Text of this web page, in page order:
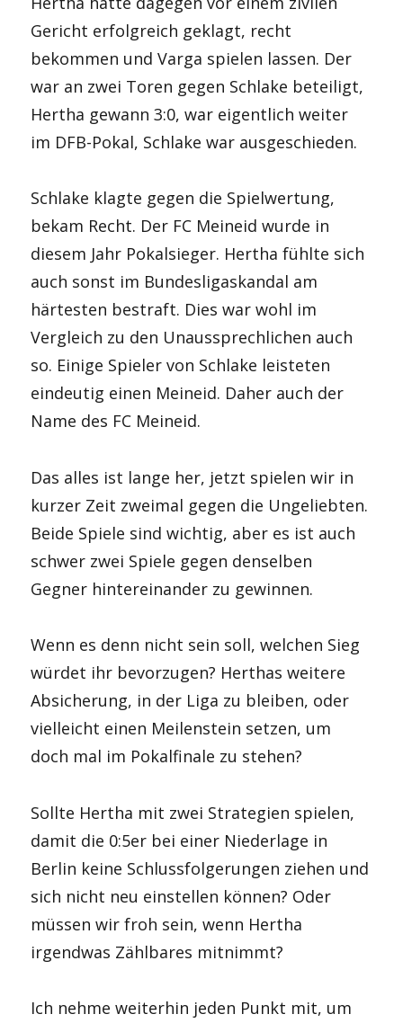
Gericht erfolgreich geklagt, recht
bekommen und Varga spielen lassen. Der
war an zwei Toren gegen Schlake beteiligt,
Hertha gewann 3:0, war eigentlich weiter
im DFB-Pokal, Schlake war ausgeschieden.
Schlake klagte gegen die Spielwertung,
bekam Recht. Der FC Meineid wurde in
diesem Jahr Pokalsieger. Hertha fühlte sich
auch sonst im Bundesligaskandal am
härtesten bestraft. Dies war wohl im
Vergleich zu den Unaussprechlichen auch
so. Einige Spieler von Schlake leisteten
eindeutig einen Meineid. Daher auch der
Name des FC Meineid.
Das alles ist lange her, jetzt spielen wir in
kurzer Zeit zweimal gegen die Ungeliebten.
Beide Spiele sind wichtig, aber es ist auch
schwer zwei Spiele gegen denselben
Gegner hintereinander zu gewinnen.
Wenn es denn nicht sein soll, welchen Sieg
würdet ihr bevorzugen? Herthas weitere
Absicherung, in der Liga zu bleiben, oder
vielleicht einen Meilenstein setzen, um
doch mal im Pokalfinale zu stehen?
Sollte Hertha mit zwei Strategien spielen,
damit die 0:5er bei einer Niederlage in
Berlin keine Schlussfolgerungen ziehen und
sich nicht neu einstellen können? Oder
müssen wir froh sein, wenn Hertha
irgendwas Zählbares mitnimmt?
Ich nehme weiterhin jeden Punkt mit, um